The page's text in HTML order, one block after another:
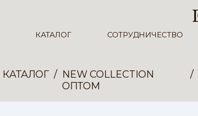
КАТАЛОГ СОТРУДНИЧЕСТВО
КАТАЛОГ
NEW COLLECTION
ОПТОМ